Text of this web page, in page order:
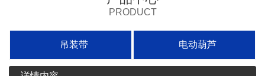
PRODUCT
吊装带 电动葫芦